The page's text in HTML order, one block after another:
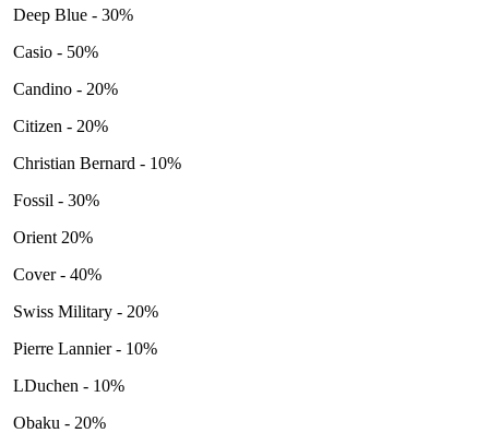
Deep Blue - 30%
Casio - 50%
Candino - 20%
Citizen - 20%
Christian Bernard - 10%
Fossil - 30%
Orient 20%
Cover - 40%
Swiss Military - 20%
Pierre Lannier - 10%
LDuchen - 10%
Obaku - 20%